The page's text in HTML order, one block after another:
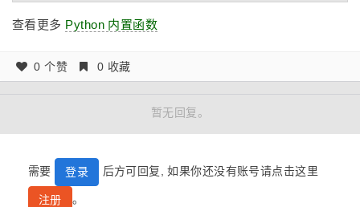
查看更多 Python 内置函数
0 个赞 0 收藏
暂无回复。
需要 登录 后方可回复, 如果你还没有账号请点击这里
注册 。